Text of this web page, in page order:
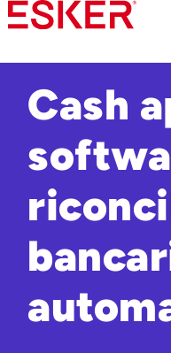
Skip
to
content
Cash